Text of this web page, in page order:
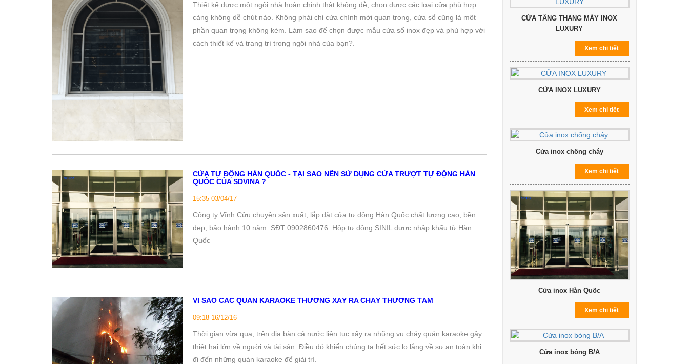
Thiết kế được một ngôi nhà hoàn chỉnh thật không dễ, chọn được các loại cửa phù hợp
càng không dễ chút nào. Không phải chỉ cửa chính mới quan trọng, cửa sổ cũng là một
phần quan trọng không kém. Làm sao để chọn được mẫu cửa sổ inox đẹp và phù hợp với
cách thiết kế và trang trí trong ngôi nhà của bạn?.
CỬA TỰ ĐỘNG HÀN QUỐC - TẠI SAO NÊN SỬ DỤNG CỬA TRƯỢT TỰ ĐỘNG HÀN
QUỐC CỦA SDVINA ?
15:35 03/04/17
Công ty Vĩnh Cửu chuyên sản xuất, lắp đặt cửa tự động Hàn Quốc chất lượng cao, bền
đẹp, bảo hành 10 năm. SĐT 0902860476. Hộp tự động SINIL được nhập khẩu từ Hàn
Quốc
VÌ SAO CÁC QUÁN KARAOKE THƯỜNG XẢY RA CHÁY THƯƠNG TÂM
09:18 16/12/16
Thời gian vừa qua, trên địa bàn cả nước liên tục xẩy ra những vụ cháy quán karaoke gây
thiệt hại lớn về người và tài sản. Điều đó khiến chúng ta hết sức lo lắng về sự an toàn khi
đi đến những quán karaoke để giải trí.
CỬA TẦNG THANG MÁY INOX
LUXURY
Xem chi tiết
CỬA INOX LUXURY
Xem chi tiết
Cửa inox chống cháy
Xem chi tiết
Cửa inox Hàn Quốc
Xem chi tiết
Cửa inox bóng B/A